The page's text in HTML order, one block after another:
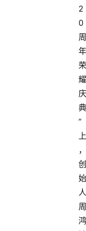
2
0
周
年
荣
耀
庆
典
”
上
，
创
始
人
周
鸿